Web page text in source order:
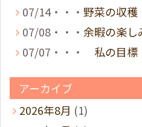
07/14・・・ 野菜の収穫
07/08・・・ 余暇の楽
07/07・・・
私の目標
アーカイブ
2026年8月 (1)